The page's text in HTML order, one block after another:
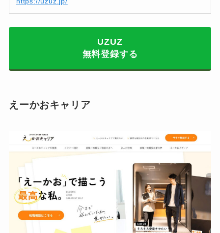
UZUZ
無料登録する
えーかおキャリア